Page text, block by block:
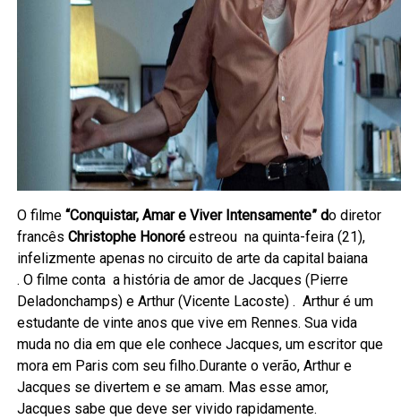
O filme“Conquistar, Amar e Viver Intensamente” do diretor
francêsChristophe Honoré estreou na quinta-feira (21),
infelizmente apenas no circuito de arte da capital baiana
. O filme conta a história de amor de Jacques (Pierre
Deladonchamps) e Arthur (Vicente Lacoste) . Arthur é um
estudante de vinte anos que vive em Rennes. Sua vida
muda no dia em que ele conhece Jacques, um escritor que
mora em Paris com seu filho.Durante o verão, Arthur e
Jacques se divertem e se amam. Mas esse amor,
Jacques sabe que deve ser vivido rapidamente.